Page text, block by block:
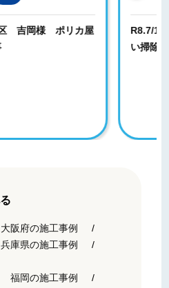
野市 T様邸 雨と
大阪府の施工事例
兵庫県の施工事例
福岡の施工事例